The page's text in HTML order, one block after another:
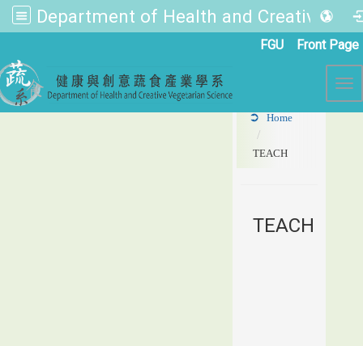
Department of Health and Creative Vegetarian Science
FGU Front Page
Home
TEACH
TEACH